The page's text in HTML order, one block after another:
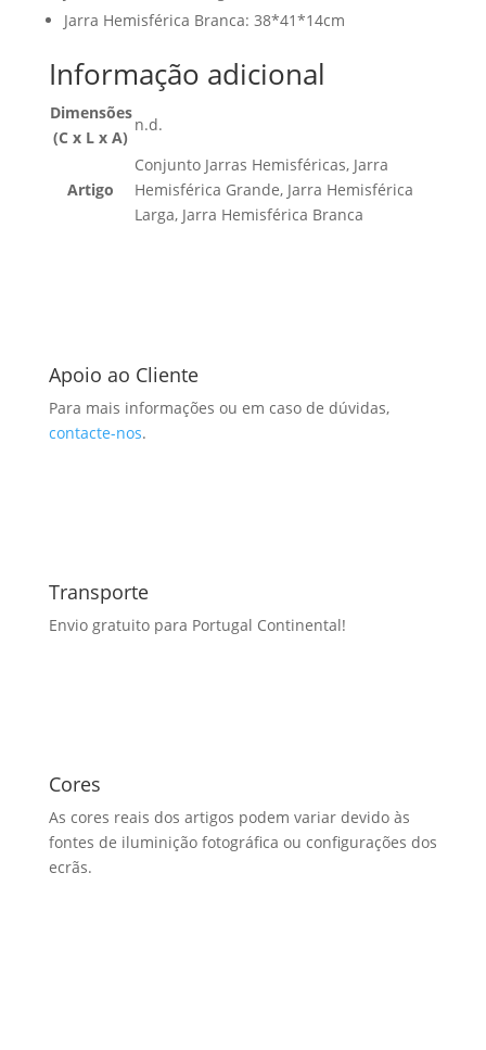
Jarra Hemisférica Branca: 38*41*14cm
Informação adicional
Dimensões
(C x L x A)
n.d.
Artigo
Conjunto Jarras Hemisféricas, Jarra
Hemisférica Grande, Jarra Hemisférica
Larga, Jarra Hemisférica Branca
Apoio ao Cliente
Para mais informações ou em caso de dúvidas,
contacte-nos.
Transporte
Envio gratuito para Portugal Continental!
Cores
As cores reais dos artigos podem variar devido às
fontes de iluminição fotográfica ou configurações dos
ecrãs.